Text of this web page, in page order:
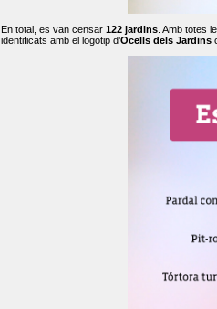
En total, es van censar 122 jardins . Amb totes
identificats amb el logotip d’Ocells dels Jardins